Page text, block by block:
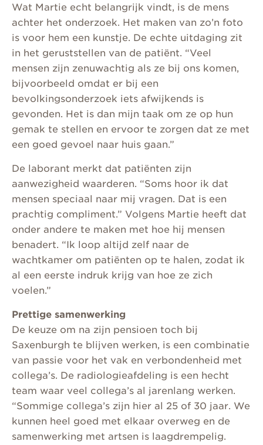
Wat Martie echt belangrijk vindt, is de mens
achter het onderzoek. Het maken van zo’n foto
is voor hem een kunstje. De echte uitdaging zit
in het geruststellen van de patiënt. “Veel
mensen zijn zenuwachtig als ze bij ons komen,
bijvoorbeeld omdat er bij een
bevolkingsonderzoek iets afwijkends is
gevonden. Het is dan mijn taak om ze op hun
gemak te stellen en ervoor te zorgen dat ze met
een goed gevoel naar huis gaan.”
De laborant merkt dat patiënten zijn
aanwezigheid waarderen. “Soms hoor ik dat
mensen speciaal naar mij vragen. Dat is een
prachtig compliment.” Volgens Martie heeft dat
onder andere te maken met hoe hij mensen
benadert. “Ik loop altijd zelf naar de
wachtkamer om patiënten op te halen, zodat ik
al een eerste indruk krijg van hoe ze zich
voelen.”
Prettige samenwerking
De keuze om na zijn pensioen toch bij
Saxenburgh te blijven werken, is een combinatie
van passie voor het vak en verbondenheid met
collega’s. De radiologieafdeling is een hecht
team waar veel collega’s al jarenlang werken.
“Sommige collega’s zijn hier al 25 of 30 jaar. We
kunnen heel goed met elkaar overweg en de
samenwerking met artsen is laagdrempelig.